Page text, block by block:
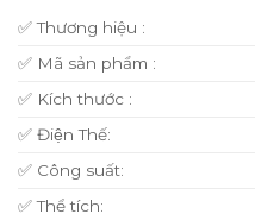
✅ Thương hiệu :
✅ Mã sản phẩm :
✅ Kích thước :
✅ Điện Thế:
✅ Công suất:
✅ Thể tích: